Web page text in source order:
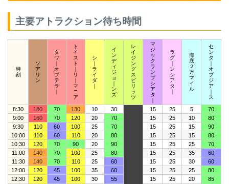
主要アトラクション待ち時間
時
刻
ソ
ア
リ
ン
タ
ワ
｜
オ
ブ
テ
ラ
｜
ト
イ
ス
ト
｜
リ
｜
マ
ニ
ア
シ
｜
ラ
イ
ダ
｜
イ
ン
デ
ィ
ジ
ョ
｜
ン
ズ
レ
イ
ジ
ン
グ
ス
ピ
リ
ッ
ツ
マ
ジ
ッ
ク
ラ
ン
プ
シ
ア
タ
｜
ラ
グ
｜
ン
シ
ア
タ
｜
海
底
２
万
マ
イ
ル
セ
ン
タ
｜
オ
ブ
ジ
ア
｜
ス
8:30 180 70 130 10 30 15 25 5
70
9:00
160 70 120 20 70 15 25 10
80
9:30
110 60 100 25 70 15 25 15
90
10:00
110 60 110 20 80 15 25 15
80
10:30
120 70 90 20 90 15 25 25
70
11:00
140 70 100 25 80 15 25 35
60
11:30
140 70 110 25 60 15 25 30
60
12:00
120 45 100 35 60 15 25 25
80
12:30
120 45 100 30 55 15 25 20
85